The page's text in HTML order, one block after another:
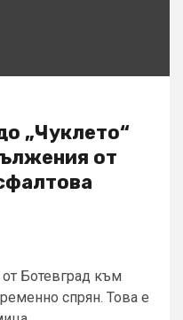
„Чуклето“
от
Ботевград към
спрян. Това е